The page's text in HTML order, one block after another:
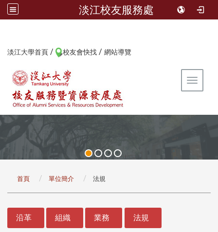
淡江校友服務處
淡江大學首頁 / 校友會快找 / 網站導覽
Toggle
首頁 單位簡介 法規
沿革 組織 業務 法規